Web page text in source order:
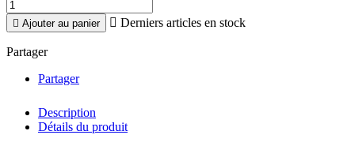
 Ajouter au panier  Derniers articles en stock
Partager
Partager
Description
Détails du produit